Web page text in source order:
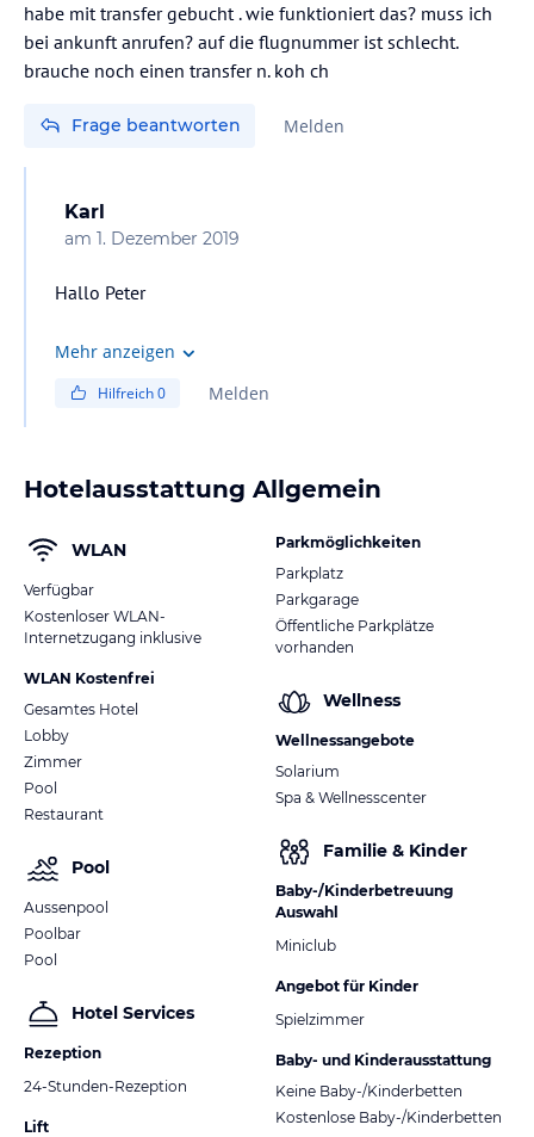
habe mit transfer gebucht . wie funktioniert das? muss ich
bei ankunft anrufen? auf die flugnummer ist schlecht.
brauche noch einen transfer n. koh ch
Frage beantworten Melden
Karl
am 1. Dezember 2019
Hallo Peter
An der Reception steht eine Liste mit den Abfahrtszeiten
Wie es in die Gegenrichtung funktioniert weis ich leider
Gruß
Mehr anzeigen
Hilfreich0 Melden
Hotelausstattung Allgemein
WLAN
Verfügbar
Kostenloser WLAN-
Internetzugang inklusive
WLAN Kostenfrei
Gesamtes Hotel
Lobby
Zimmer
Pool
Restaurant
Pool
Aussenpool
Poolbar
Pool
Hotel Services
Rezeption
24-Stunden-Rezeption
Lift
Parkmöglichkeiten
Parkplatz
Parkgarage
Öffentliche Parkplätze
vorhanden
Wellness
Wellnessangebote
Solarium
Spa & Wellnesscenter
Familie & Kinder
Baby-/Kinderbetreuung
Auswahl
Miniclub
Angebot für Kinder
Spielzimmer
Baby- und Kinderausstattung
Keine Baby-/Kinderbetten
Kostenlose Baby-/Kinderbetten